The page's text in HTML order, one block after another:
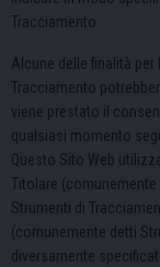
Tracciamento.
Alcune delle finalità
Tracciamento
viene prestato il
qualsiasi momento
Questo Sito Web
Titolare (comunemente
Strumenti di
(comunemente detti
diversamente